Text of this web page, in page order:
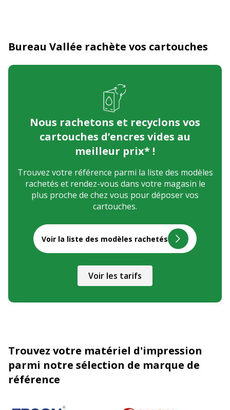
Bureau Vallée rachète vos cartouches
Nous rachetons et recyclons vos
cartouches d’encres vides au
meilleur prix* !
Trouvez votre référence parmi la liste des modèles
rachetés et rendez-vous dans votre magasin le
plus proche de chez vous pour déposer vos
cartouches.
Voir la liste des modèles rachetés
Voir les tarifs
Trouvez votre matériel d'impression
parmi notre sélection de marque de
référence